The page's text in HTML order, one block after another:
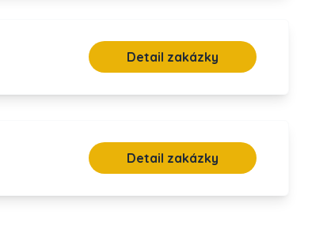
Detail zakázky
Detail zakázky